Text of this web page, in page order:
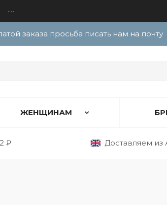
...
заказа просьба писать нам на почту
ЖЕНЩИНАМ
₽ Доставляем из